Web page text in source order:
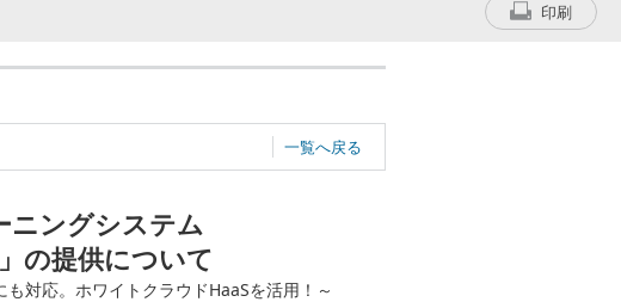
印刷
一覧へ戻る
ニングシステム
の提供について
対応。ホワイトクラウドHaaSを活用！～